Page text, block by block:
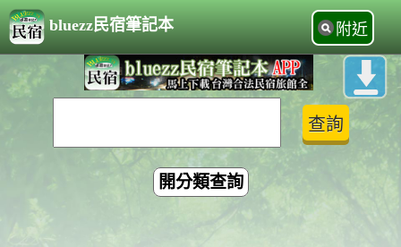
bluezz民宿筆記本 附近
開分類查詢